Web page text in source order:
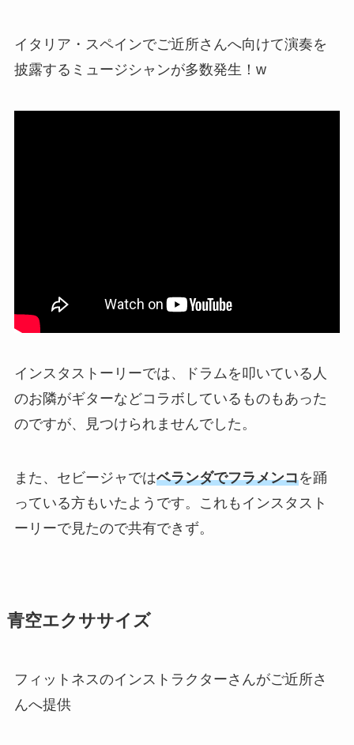
イタリア・スペインでご近所さんへ向けて演奏を
披露するミュージシャンが多数発生！w
インスタストーリーでは、ドラムを叩いている人
のお隣がギターなどコラボしているものもあった
のですが、見つけられませんでした。
また、セビージャではベランダでフラメンコを踊
っている方もいたようです。これもインスタスト
ーリーで見たので共有できず。
青空エクササイズ
フィットネスのインストラクターさんがご近所さ
んへ提供